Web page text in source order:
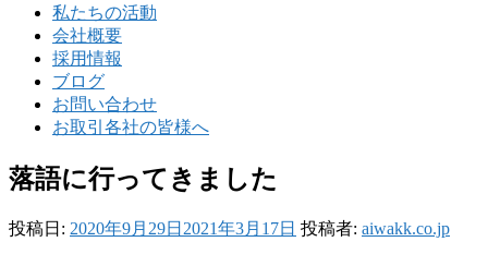
私たちの活動
会社概要
採用情報
ブログ
お問い合わせ
お取引各社の皆様へ
落語に行ってきました
投稿日: 2020年9月29日 2021年3月17日 投稿者: aiwakk.co.jp